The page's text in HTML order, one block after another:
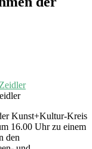
Kunst+Kultur-Kreis
16.00 Uhr zu einem
den